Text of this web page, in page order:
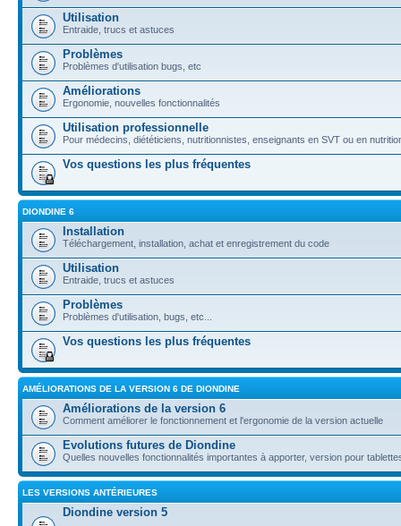
Utilisation
Entraide, trucs et astuces
Problèmes
Problèmes d'utilisation bugs, etc
Améliorations
Ergonomie, nouvelles fonctionnalités
Utilisation professionnelle
Pour médecins, diététiciens, nutritionnistes, enseignants en SVT ou en
Vos questions les plus fréquentes
DIONDINE 6
Installation
Téléchargement, installation, achat et enregistrement du code
Utilisation
Entraide, trucs et astuces
Problèmes
Problèmes d'utilisation, bugs, etc...
Vos questions les plus fréquentes
AMÉLIORATIONS DE LA VERSION 6 DE DIONDINE
Améliorations de la version 6
Comment améliorer le fonctionnement et l'ergonomie de la version actuelle
Evolutions futures de Diondine
Quelles nouvelles fonctionnalités importantes à apporter, version pour
LES VERSIONS ANTÉRIEURES
Diondine version 5